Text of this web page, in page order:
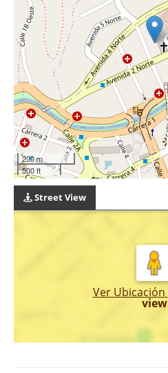
200 m
500 ft
Street View
Ver Ubicación
view